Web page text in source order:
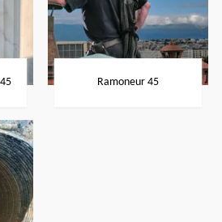
Ramoneur 45